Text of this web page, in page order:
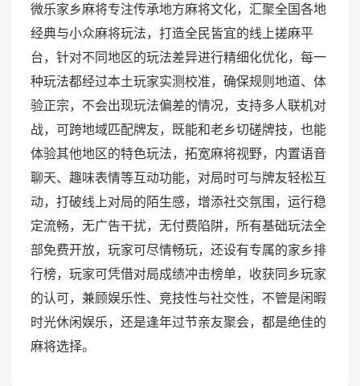
微乐家乡麻将专注传承地方麻将文化，汇聚全国各地
经典与小众麻将玩法，打造全民皆宜的线上搓麻平
台，针对不同地区的玩法差异进行精细化优化，每一
种玩法都经过本土玩家实测校准，确保规则地道、体
验正宗，不会出现玩法偏差的情况，支持多人联机对
战，可跨地域匹配牌友，既能和老乡切磋牌技，也能
体验其他地区的特色玩法，拓宽麻将视野，内置语音
聊天、趣味表情等互动功能，对局时可与牌友轻松互
动，打破线上对局的陌生感，增添社交氛围，运行稳
定流畅，无广告干扰，无付费陷阱，所有基础玩法全
部免费开放，玩家可尽情畅玩，还设有专属的家乡排
行榜，玩家可凭借对局成绩冲击榜单，收获同乡玩家
的认可，兼顾娱乐性、竞技性与社交性，不管是闲暇
时光休闲娱乐，还是逢年过节亲友聚会，都是绝佳的
麻将选择。